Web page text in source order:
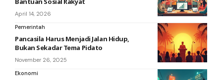
April 14, 2026
Pemerintah
Pancasila Harus Menjadi Jalan Hidup,
Bukan Sekadar Tema Pidato
November 26, 2025
Ekonomi